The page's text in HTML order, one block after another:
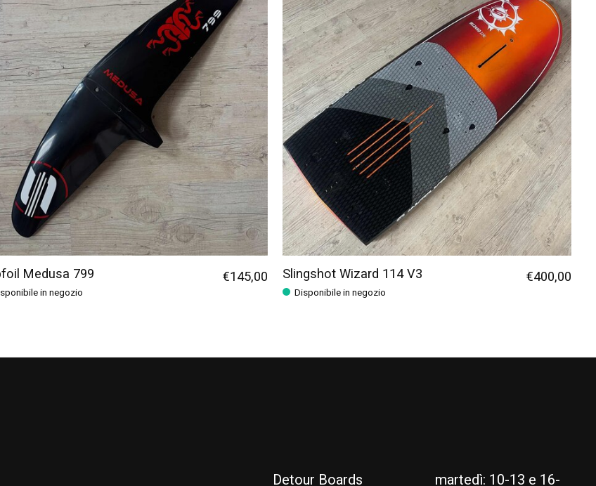
Medusa 799
in negozio
€145,00 Slingshot Wizard 114 V3
Disponibile in negozio
€400,00
Detour Boards
martedì: 10-13 e 16-